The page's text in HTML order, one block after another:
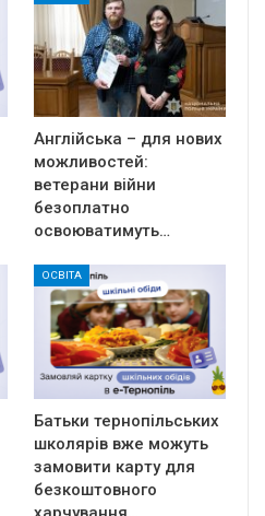
Англійська – для нових
можливостей:
ветерани війни
безоплатно
освоюватимуть…
ОСВІТА
Батьки тернопільських
школярів вже можуть
замовити карту для
безкоштовного